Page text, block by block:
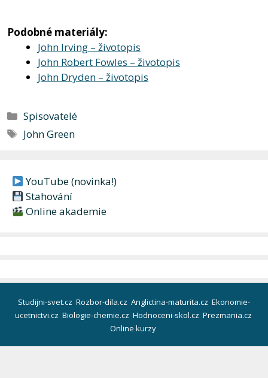
Podobné materiály:
John Irving – životopis
John Robert Fowles – životopis
John Dryden – životopis
Rubriky
Spisovatelé
Štítky
John Green
YouTube (novinka!)
Stahování
Online akademie
Studijni-svet.cz Rozbor-dila.cz Anglictina-maturita.cz Ekonomie-
ucetnictvi.cz Biologie-chemie.cz Hodnoceni-skol.cz Prezmania.cz
Online kurzy